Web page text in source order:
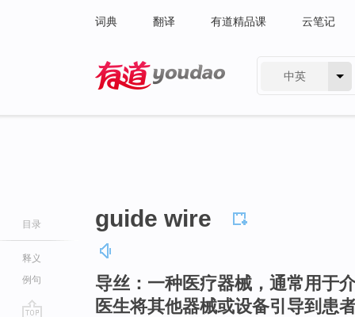
词典 翻译 有道精品课 云笔记
中英
目录
释义
例句
guide wire
导丝：一种医疗器械，通常用于
医生将其他器械或设备引导到患